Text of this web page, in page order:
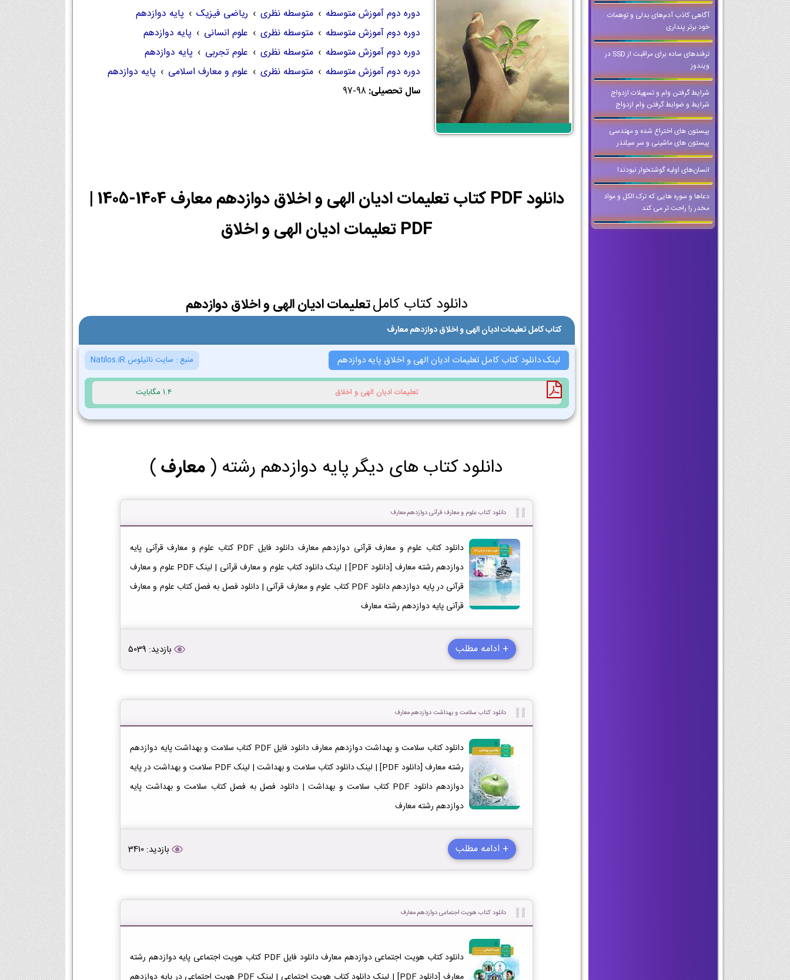
آگاهی کاذب آدم‌های بدلی و توهمات
خود برتر پنداری
ترفندهای ساده برای مراقبت از SSD در
ویندوز
شرایط گرفتن وام و تسهيلات ازدواج
شرایط و ضوابط گرفتن وام ازدواج
پیستون های اختراع شده و مهندسی
پیستون های ماشینی و سر سیلندر
انسان‌های اولیه گوشتخوار نبودند!
دعاها و سوره هایی که ترک الکل و مواد
مخدر را راحت تر می کند
دوره دوم آموزش متوسطه › متوسطه نظری › ریاضی فیزیک › پایه دوازدهم
دوره دوم آموزش متوسطه › متوسطه نظری › علوم انسانی › پایه دوازدهم
دوره دوم آموزش متوسطه › متوسطه نظری › علوم تجربی › پایه دوازدهم
دوره دوم آموزش متوسطه › متوسطه نظری › علوم و معارف اسلامی › پایه دوازدهم
سال تحصیلی:97-98
دانلود PDF کتاب تعلیمات ادیان الهی و اخلاق دوازدهم معارف 1404-1405 |
PDF تعلیمات ادیان الهی و اخلاق
دانلود کتاب کاملتعلیمات ادیان الهی و اخلاق دوازدهم
کتاب کامل تعلیمات ادیان الهی و اخلاق دوازدهم معارف
لینک دانلود کتاب کامل تعلیمات ادیان الهی و اخلاق پایه دوازدهم منبع : سایت ناتیلوس Natilos.iR
تعلیمات ادیان الهی و اخلاق 1.4 مگابایت
دانلود کتاب های دیگر پایه دوازدهم رشته (معارف)
دانلود کتاب علوم و معارف قرآنی دوازدهم معارف
دانلود کتاب علوم و معارف قرآنی دوازدهم معارف دانلود فایل PDF کتاب علوم و معارف قرآنی پایه
دوازدهم رشته معارف [دانلود PDF] | لینک دانلود کتاب علوم و معارف قرآنی | لینک PDF علوم و معارف
قرآنی در پایه دوازدهم دانلود PDF کتاب علوم و معارف قرآنی | دانلود فصل به فصل کتاب علوم و معارف
قرآنی پایه دوازدهم رشته معارف
+ ادامه مطلب بازدید: 5039
دانلود کتاب سلامت و بهداشت دوازدهم معارف
دانلود کتاب سلامت و بهداشت دوازدهم معارف دانلود فایل PDF کتاب سلامت و بهداشت پایه دوازدهم
رشته معارف [دانلود PDF] | لینک دانلود کتاب سلامت و بهداشت | لینک PDF سلامت و بهداشت در پایه
دوازدهم دانلود PDF کتاب سلامت و بهداشت | دانلود فصل به فصل کتاب سلامت و بهداشت پایه
دوازدهم رشته معارف
+ ادامه مطلب بازدید: 3410
دانلود کتاب هویت اجتماعی دوازدهم معارف
دانلود کتاب هویت اجتماعی دوازدهم معارف دانلود فایل PDF کتاب هویت اجتماعی پایه دوازدهم رشته
معارف [دانلود PDF] | لینک دانلود کتاب هویت اجتماعی | لینک PDF هویت اجتماعی در پایه دوازدهم